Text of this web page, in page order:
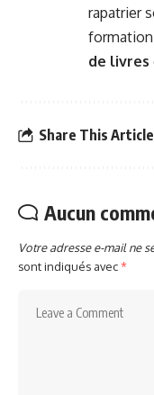
rapatrier
de livres
Share This Article
Aucun
Votre adresse e-mail ne
sont indiqués avec*